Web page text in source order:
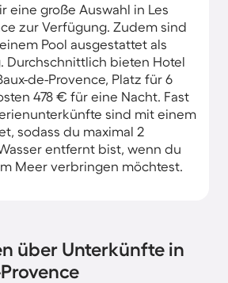
eine große Auswahl in Les
zur Verfügung. Zudem sind
Pool ausgestattet als
Durchschnittlich bieten Hotel
de-Provence, Platz für 6
478 € für eine Nacht. Fast
sind mit einem
sodass du maximal 2
entfernt bist, wenn du
Meer verbringen möchtest.
über Unterkünfte in